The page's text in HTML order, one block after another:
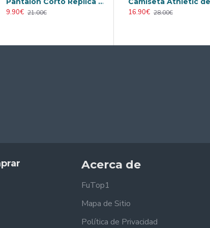
9.90€ 21.00€
23.90€ 31.00€
16.90€ 28.00€
Acerca de
FuTop1
Mapa de Sitio
Política de Privacidad